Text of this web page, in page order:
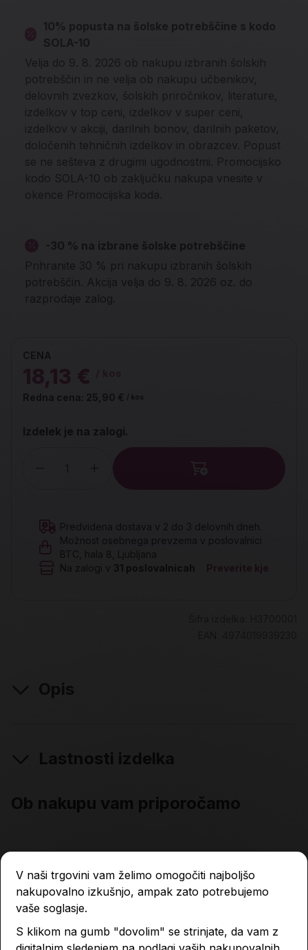
10% popusta na šolske potrebščine s kodo
SOLA-10
Velja do 9. 8. 2026 ob nakupu izbranih šolskih
potrebščin in ne velja ob nakupu učbenikov,
delovnih zvezkov, šolskih priročnikov, literature,
izdelkov v top ceni, izdelkov v super ceni,
izdelkov v akciji, darilnih bonov, darilnih paketov,
določenih tehničnih izdelkov in obrazcev. Popust
se ne sešteva z drugimi ugodnostmi. Promocijsko
kodo SOLA-10 ob zaključku nakupa vnesite v
okence Promocijska koda.
-30 % na izbrane šolske potrebščine
Prihranite 30 % pri nakupu izbranih šolskih
potrebščin. Akcija velja do 9. 8. 2026 oz. do
razprodaje zalog.
CENA
18,13 €
Redna cena: 25,90 € / kos
Izdelek je na zalogi.
Predvidena dostava v 2 do 3 delovnih dneh.
Možnost osebnega prevzema v poslovalnici
BTC, hala 8, Ljubljana
Na zalogi v
31 poslovalnicah
Opis
Lastnosti izdelka
Ob nakupu vam priporočamo
V naši trgovini vam želimo omogočiti najboljšo
nakupovalno izkušnjo, ampak zato potrebujemo
vaše soglasje.
S klikom na gumb "dovolim" se strinjate, da vam z